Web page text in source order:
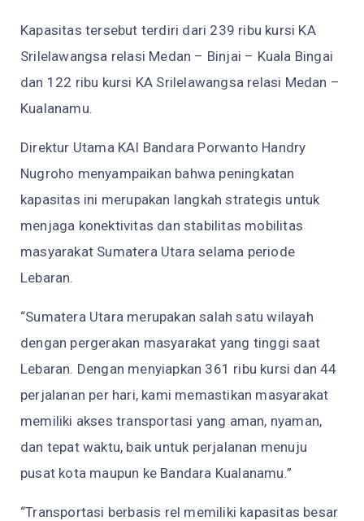
Kapasitas tersebut terdiri dari 239 ribu kursi KA
Srilelawangsa relasi Medan – Binjai – Kuala Bingai
dan 122 ribu kursi KA Srilelawangsa relasi Medan –
Kualanamu.
Direktur Utama KAI Bandara Porwanto Handry
Nugroho menyampaikan bahwa peningkatan
kapasitas ini merupakan langkah strategis untuk
menjaga konektivitas dan stabilitas mobilitas
masyarakat Sumatera Utara selama periode
Lebaran.
“Sumatera Utara merupakan salah satu wilayah
dengan pergerakan masyarakat yang tinggi saat
Lebaran. Dengan menyiapkan 361 ribu kursi dan 44
perjalanan per hari, kami memastikan masyarakat
memiliki akses transportasi yang aman, nyaman,
dan tepat waktu, baik untuk perjalanan menuju
pusat kota maupun ke Bandara Kualanamu.”
“Transportasi berbasis rel memiliki kapasitas besar